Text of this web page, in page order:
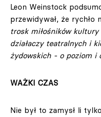
Leon Weinstock
przewidywał, że rychło
trosk miłośników
działaczy teatralnych i
żydowskich - o poziom i
WAŻKI CZAS
Nie był to zamysł li